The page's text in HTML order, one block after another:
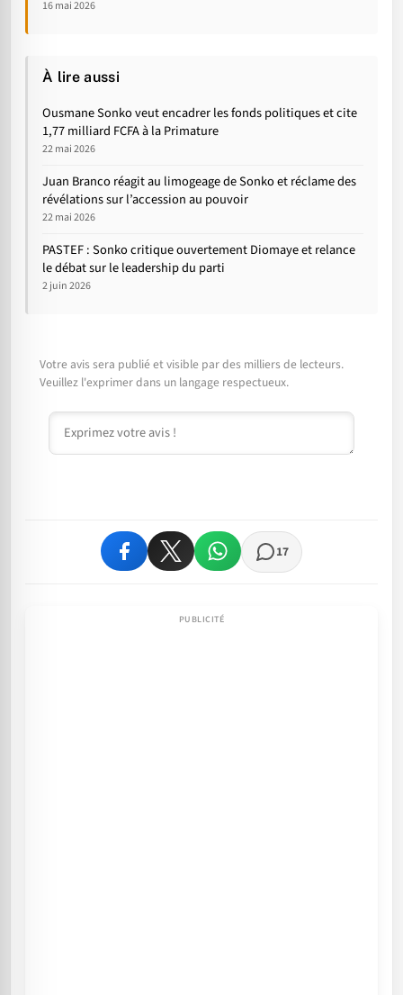
16 mai 2026
À lire aussi
Ousmane Sonko veut encadrer les fonds politiques et cite
1,77 milliard FCFA à la Primature
22 mai 2026
Juan Branco réagit au limogeage de Sonko et réclame des
révélations sur l’accession au pouvoir
22 mai 2026
PASTEF : Sonko critique ouvertement Diomaye et relance
le débat sur le leadership du parti
2 juin 2026
Votre avis sera publié et visible par des milliers de lecteurs.
Veuillez l'exprimer dans un langage respectueux.
Commentaire
17